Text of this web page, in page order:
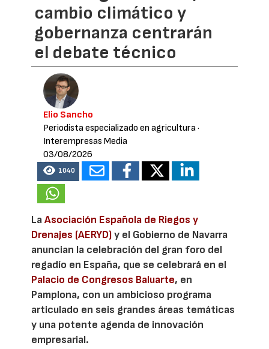
cambio climático y
gobernanza centrarán
el debate técnico
Elio Sancho
Periodista especializado en agricultura·
Interempresas Media
03/08/2026
1040
LaAsociación Española de Riegos y
Drenajes (AERYD)y el Gobierno de Navarra
anuncian la celebración del gran foro del
regadío en España, que se celebrará en el
Palacio de Congresos Baluarte, en
Pamplona, con un ambicioso programa
articulado en seis grandes áreas temáticas
y una potente agenda de innovación
empresarial.